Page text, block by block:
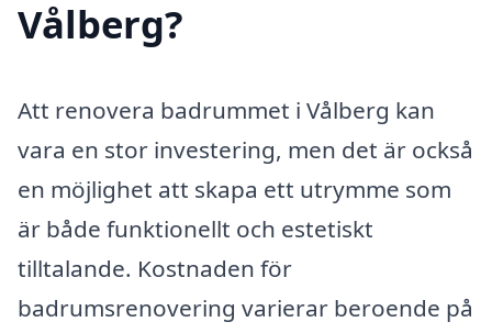
Vålberg?
Att renovera badrummet i Vålberg kan
vara en stor investering, men det är också
en möjlighet att skapa ett utrymme som
är både funktionellt och estetiskt
tilltalande. Kostnaden för
badrumsrenovering varierar beroende på